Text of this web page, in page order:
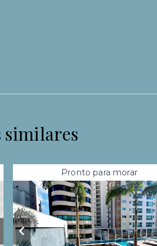
similares
Pronto para morar